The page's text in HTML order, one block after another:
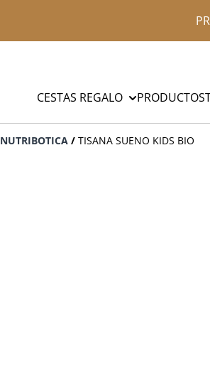
CESTAS REGALO
PRODUCTOS
NUTRIBOTICA / TISANA SUENO KIDS BIO